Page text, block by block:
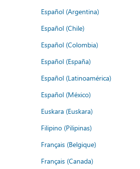
Español (Argentina)
Español (Chile)
Español (Colombia)
Español (España)
Español (Latinoamérica)
Español (México)
Euskara (Euskara)
Filipino (Pilipinas)
Français (Belgique)
Français (Canada)